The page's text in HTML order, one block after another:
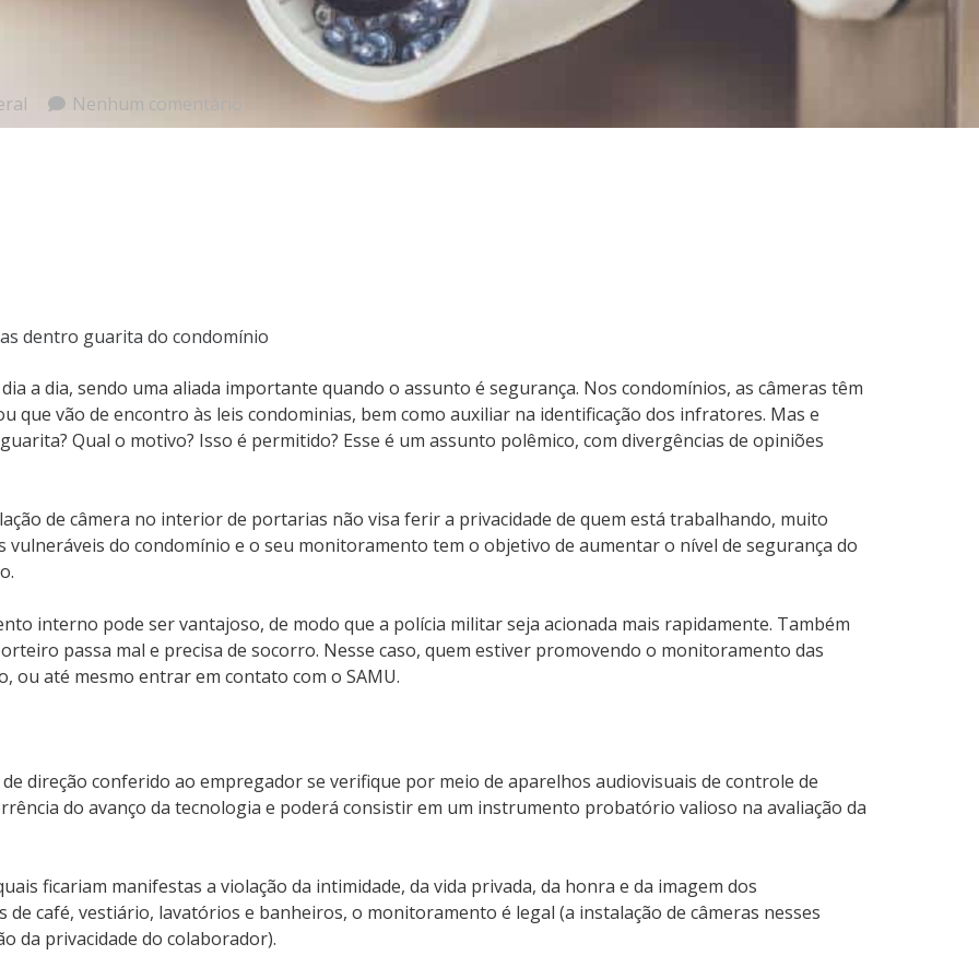
Nenhum comentário
dentro guarita do condomínio
a dia, sendo uma aliada importante quando o assunto é segurança. Nos condomínios, as câmeras têm
que vão de encontro às leis condominias, bem como auxiliar na identificação dos infratores. Mas e
Qual o motivo? Isso é permitido? Esse é um assunto polêmico, com divergências de opiniões
de câmera no interior de portarias não visa ferir a privacidade de quem está trabalhando, muito
do condomínio e o seu monitoramento tem o objetivo de aumentar o nível de segurança do
interno pode ser vantajoso, de modo que a polícia militar seja acionada mais rapidamente. Também
passa mal e precisa de socorro. Nesse caso, quem estiver promovendo o monitoramento das
ou até mesmo entrar em contato com o SAMU.
direção conferido ao empregador se verifique por meio de aparelhos audiovisuais de controle de
do avanço da tecnologia e poderá consistir em um instrumento probatório valioso na avaliação da
ficariam manifestas a violação da intimidade, da vida privada, da honra e da imagem dos
café, vestiário, lavatórios e banheiros, o monitoramento é legal (a instalação de câmeras nesses
da privacidade do colaborador).